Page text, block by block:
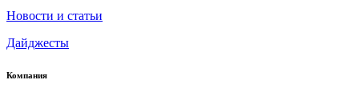
Новости и статьи
Дайджесты
Компания